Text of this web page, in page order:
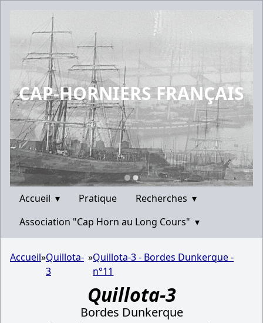
CAP-HORNIERS FRANÇAIS
Accueil ▾ Pratique Recherches ▾
Association "Cap Horn au Long Cours" ▾
Accueil»Quillota-
3
»Quillota-3 - Bordes Dunkerque -
n°11
Quillota-3
Bordes Dunkerque